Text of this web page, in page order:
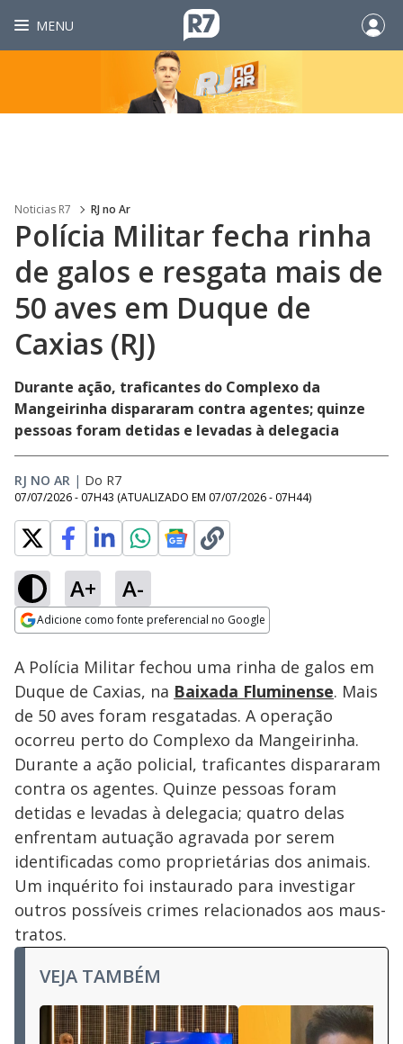
MENU
Noticias R7 RJ no Ar
Polícia Militar fecha rinha
de galos e resgata mais de
50 aves em Duque de
Caxias (RJ)
Durante ação, traficantes do Complexo da
Mangeirinha dispararam contra agentes; quinze
pessoas foram detidas e levadas à delegacia
RJ NO AR | Do R7
07/07/2026 - 07H43 (ATUALIZADO EM 07/07/2026 - 07H44)
A+ A-
Adicione como fonte preferencial no Google
Ativar
Loaded
55.59%
A Polícia Militar fechou uma rinha de galos em
Duque de Caxias, na Baixada Fluminense. Mais
de 50 aves foram resgatadas. A operação
ocorreu perto do Complexo da Mangeirinha.
Durante a ação policial, traficantes dispararam
contra os agentes. Quinze pessoas foram
detidas e levadas à delegacia; quatro delas
enfrentam autuação agravada por serem
identificadas como proprietárias dos animais.
Um inquérito foi instaurado para investigar
outros possíveis crimes relacionados aos maus-
tratos.
VEJA TAMBÉM